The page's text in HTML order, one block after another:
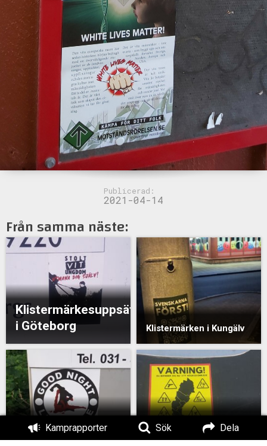
Kamprapporter Sök Dela
Publicerad:
2021-04-14
Från samma näste:
Klistermärkesuppsättning
i Göteborg
Klistermärken i Kungälv
Klistermärkesuppsättning
i Göteborg
i Göteborg